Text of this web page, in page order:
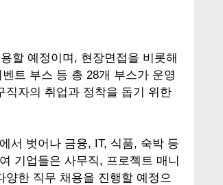
할 예정이며, 현장면접을 비롯해
트 부스 등 총 28개 부스가 운영
직자의 취업과 정착을 돕기 위한
서 벗어나 금융, IT, 식품, 숙박 등
기업들은 사무직, 프로젝트 매니
한 직무 채용을 진행할 예정으